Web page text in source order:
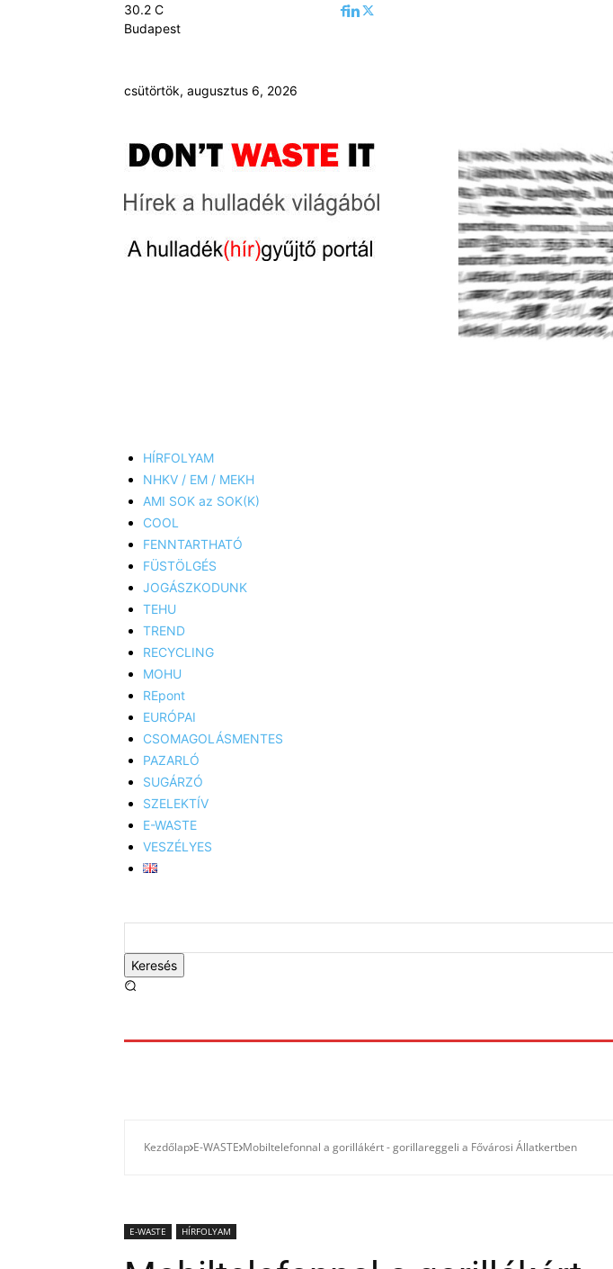
30.2 C
Budapest
csütörtök, augusztus 6, 2026
HÍRFOLYAM
NHKV / EM / MEKH
AMI SOK az SOK(K)
COOL
FENNTARTHATÓ
FÜSTÖLGÉS
JOGÁSZKODUNK
TEHU
TREND
RECYCLING
MOHU
REpont
EURÓPAI
CSOMAGOLÁSMENTES
PAZARLÓ
SUGÁRZÓ
SZELEKTÍV
E-WASTE
VESZÉLYES
Keresés
Kezdőlap E-WASTE Mobiltelefonnal a gorillákért - gorillareggeli a Fővárosi Állatkertben
E-WASTE HÍRFOLYAM